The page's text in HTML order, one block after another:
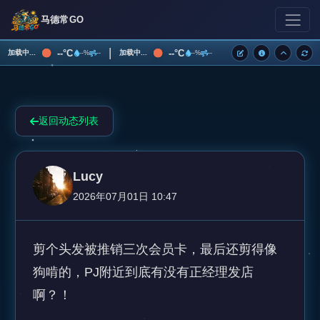
马德常GO
加载中... --°C --% -- | 加载中... --°C --% --
返回动态列表
Lucy
2026年07月01日 10:47
剪个头发被推销三次会员卡，最后还剪得像
狗啃的，PJ附近到底有没有正经理发店
啊？！